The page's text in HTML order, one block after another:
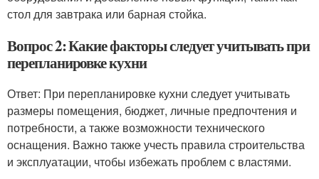
стол для завтрака или барная стойка.
Вопрос 2: Какие факторы следует учитывать при
перепланировке кухни
Ответ: При перепланировке кухни следует учитывать
размеры помещения, бюджет, личные предпочтения и
потребности, а также возможности технического
оснащения. Важно также учесть правила строительства
и эксплуатации, чтобы избежать проблем с властями.